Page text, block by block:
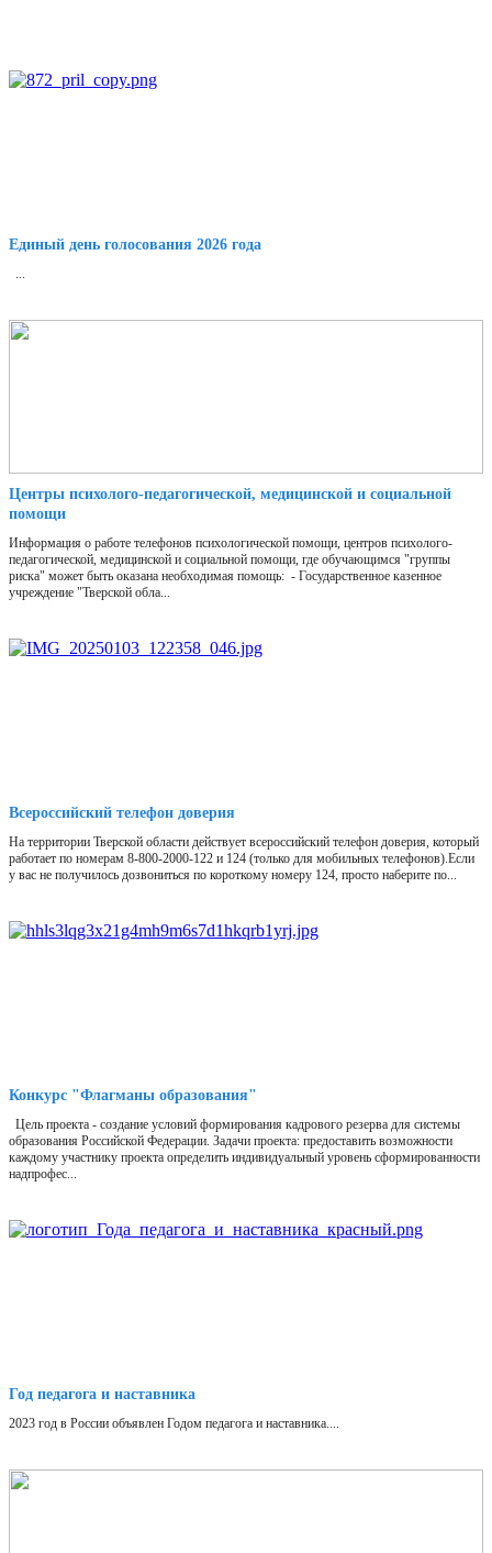
Единый день голосования 2026 года
...
Центры психолого-педагогической, медицинской и социальной
помощи
Информация о работе телефонов психологической помощи, центров психолого-
педагогической, медицинской и социальной помощи, где обучающимся "группы
риска" может быть оказана необходимая помощь: - Государственное казенное
учреждение "Тверской обла...
Всероссийский телефон доверия
На территории Тверской области действует всероссийский телефон доверия, который
работает по номерам 8-800-2000-122 и 124 (только для мобильных телефонов).Если
у вас не получилось дозвониться по короткому номеру 124, просто наберите по...
Конкурс "Флагманы образования"
Цель проекта - создание условий формирования кадрового резерва для системы
образования Российской Федерации. Задачи проекта: предоставить возможности
каждому участнику проекта определить индивидуальный уровень сформированности
надпрофес...
Год педагога и наставника
2023 год в России объявлен Годом педагога и наставника....